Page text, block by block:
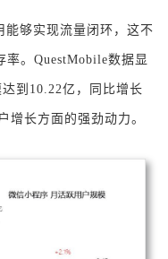
能够实现流量闭环，这不
率。QuestMobile数据显
到10.22亿，同比增长
增长方面的强劲动力。